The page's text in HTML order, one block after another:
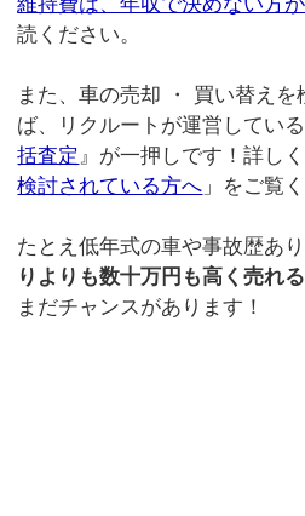
読ください。
また、車の売却 ・ 買い替え
ば、リクルートが運営してい
括査定 』が一押しです！詳し
検討されている方へ 」をご覧
たとえ低年式の車や事故歴あ
りよりも数十万円も高く売れ
まだチャンスがあります！